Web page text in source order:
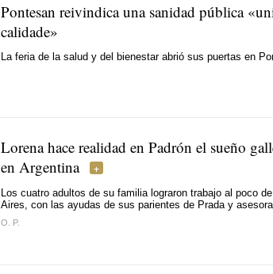
Pontesan reivindica una sanidad pública
calidade»
La feria de la salud y del bienestar abrió sus puertas en
Lorena hace realidad en Padrón el sueño
en Argentina
Los cuatro adultos de su familia lograron trabajo al poco
Aires, con las ayudas de sus parientes de Prada y
O. P.